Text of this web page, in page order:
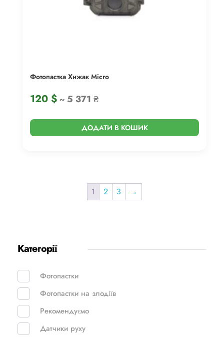
Фотопастка Хижак Micro
120 $~ 5 371 ₴
ДОДАТИ В КОШИК
1 2 3 →
Категорії
Фотопастки
Фотопастки на злодіїв
Рекомендуємо
Датчики руху